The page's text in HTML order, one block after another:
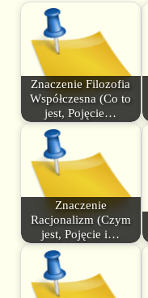
Znaczenie Filozofia
Współczesna (Co to
jest, Pojęcie…
Znaczenie
Racjonalizm (Czym
jest, Pojęcie i…